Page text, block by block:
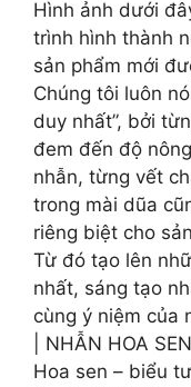
Hình ảnh dưới
trình hình thành
sản phẩm mới
Chúng tôi luôn
duy nhất”, bởi
đem đến độ
nhẫn, từng vết
trong mài dũa
riêng biệt cho
Từ đó tạo lên
nhất, sáng tạo
cùng ý niệm của
| NHẪN HOA SEN
Hoa sen – biểu